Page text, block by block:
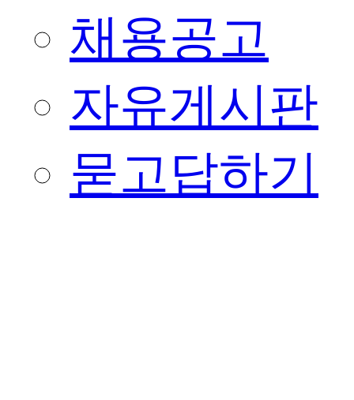
채용공고
자유게시판
묻고답하기